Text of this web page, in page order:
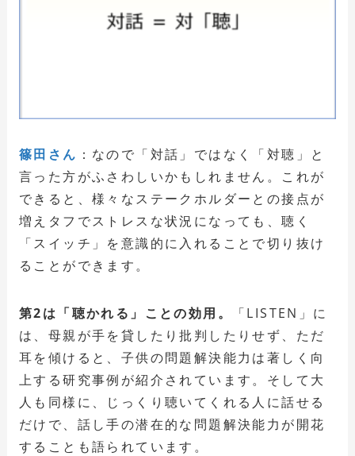
篠田さん ：なので「対話」ではなく「対聴」と
言った方がふさわしいかもしれません。これが
できると、様々なステークホルダーとの接点が
増えタフでストレスな状況になっても、聴く
「スイッチ」を意識的に入れることで切り抜け
ることができます。
第2は「聴かれる」ことの効用。
「LISTEN」に
は、母親が手を貸したり批判したりせず、ただ
耳を傾けると、子供の問題解決能力は著しく向
上する研究事例が紹介されています。そして大
人も同様に、じっくり聴いてくれる人に話せる
だけで、話し手の潜在的な問題解決能力が開花
することも語られています。